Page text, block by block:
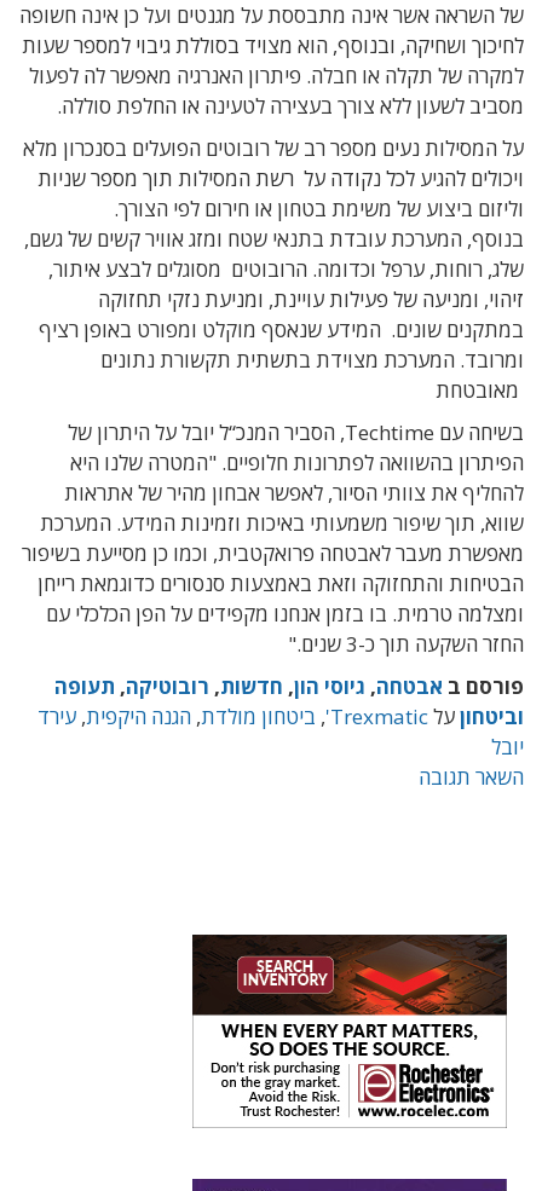
של השראה אשר אינה מתבססתעל מגנטים ועל כן אינה חשופה
לחיכוך ושחיקה, ובנוסף, הוא מצויד בסוללת גיבוי למספר שעות
למקרה של תקלה או חבלה. פיתרון האנרגיה מאפשר לה לפעול
מסביב לשעון ללא צורך בעצירה לטעינה או החלפת סוללה.
על המסילות נעים מספר רב של רובוטים הפועלים בסנכרון מלא
ויכולים להגיע לכל נקודה על רשת המסילות תוך מספר שניות
וליזום ביצוע של משימת בטחון או חירום לפי הצורך.
בנוסף, המערכת עובדת בתנאי שטח ומזג אוויר קשים של גשם,
שלג, רוחות, ערפל וכדומה. הרובוטים מסוגלים לבצע איתור,
זיהוי, ומניעה של פעילות עויינת, ומניעת נזקי תחזוקה
במתקנים שונים. המידע שנאסף מוקלט ומפורט באופן רציף
ומרובד. המערכת מצוידת בתשתית תקשורת נתונים
מאובטחת
בשיחה עם Techtime, הסביר המנכ“ל יובל על היתרון של
הפיתרון בהשוואה לפתרונות חלופיים. "המטרה שלנו היא
להחליף את צוותי הסיור, לאפשר אבחון מהיר של אתראות
שווא, תוך שיפור משמעותי באיכות וזמינות המידע. המערכת
מאפשרת מעבר לאבטחה פרואקטבית, וכמו כן מסייעת בשיפור
הבטיחות והתחזוקה וזאת באמצעות סנסורים כדוגמאת רייחן
ומצלמה טרמית. בו בזמן אנחנו מקפידים על הפן הכלכלי עם
החזר השקעה תוך כ-3 שנים."
פורסם ב אבטחה, גיוסי הון, חדשות, רובוטיקה, תעופה
וביטחוןעלTrexmatic'
, ביטחון מולדת, הגנה היקפית, עירד
יובל
השאר תגובה